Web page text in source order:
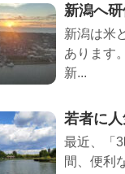
新潟へ
新潟は米
あります
新...
若者に
最近、「
間、便利